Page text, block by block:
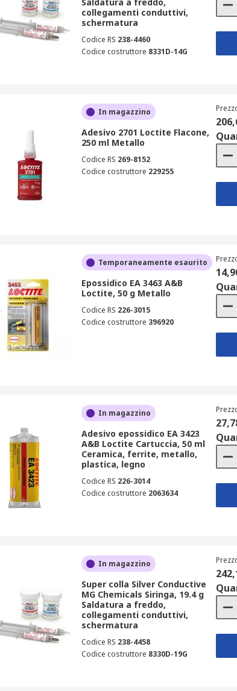
collegamenti conduttivi,
schermatura
Codice RS 238-4460
Codice costruttore 8331D-14G
In magazzino
Adesivo 2701 Loctite Flacone,
250 ml Metallo
Codice RS 269-8152
Codice costruttore 229255
Temporaneamente esaurito
Epossidico EA 3463 A&B
Loctite, 50 g Metallo
Codice RS 226-3015
Codice costruttore 396920
In magazzino
Adesivo epossidico EA 3423
A&B Loctite Cartuccia, 50 ml
Ceramica, ferrite, metallo,
plastica, legno
Codice RS 226-3014
Codice costruttore 2063634
In magazzino
Super colla Silver Conductive
MG Chemicals Siringa, 19.4 g
Saldatura a freddo,
collegamenti conduttivi,
schermatura
Codice RS 238-4458
Codice costruttore 8330D-19G